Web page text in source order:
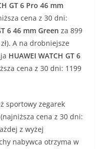
GT 6 Pro 46 mm
cena z 30 dni:
6 46 mm Green za 899
A na drobniejsze
HUAWEI WATCH GT 6
cena z 30 dni: 1199
sportowy zegarek
(najniższa cena z 30 dni:
z wyżej
nabywca otrzyma w